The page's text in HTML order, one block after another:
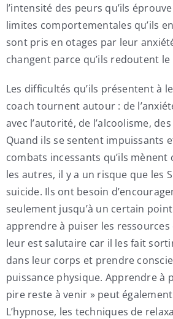
My Account
Contact
l’intensité des peurs qu’ils
limites comportementales qu’ils
sont pris en otages par leur
changent parce qu’ils redoutent le
Les difficultés qu’ils présentent à
coach tournent autour : de
avec l’autorité, de l’alcoolisme,
Quand ils se sentent impuissants
combats incessants qu’ils
les autres, il y a un risque que les
suicide. Ils ont besoin
seulement jusqu’à un certain
apprendre à puiser les ressources
leur est salutaire car il les fait
dans leur corps et prendre
puissance physique. Apprendre à
pire reste à venir » peut
L’hypnose, les techniques de